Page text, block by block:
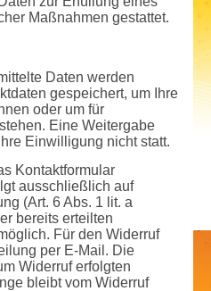
Maßnahmen gestattet.
Daten werden
gespeichert, um Ihre
oder um für
Eine Weitergabe
Einwilligung nicht statt.
Kontaktformular
ausschließlich auf
(Art. 6 Abs. 1 lit. a
bereits erteilten
Für den Widerruf
per E-Mail. Die
Widerruf erfolgten
bleibt vom Widerruf